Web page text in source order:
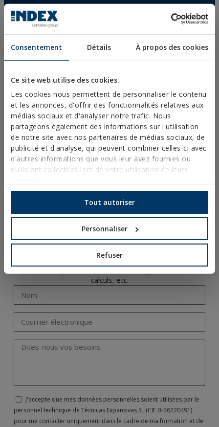
Consentement Détails À propos des cookies
Ce site web utilise des cookies.
Les cookies nous permettent de personnaliser le contenu
et les annonces, d'offrir des fonctionnalités relatives aux
médias sociaux et d'analyser notre trafic. Nous
partageons également des informations sur l'utilisation
de notre site avec nos partenaires de médias sociaux, de
publicité et d'analyse, qui peuvent combiner celles-ci avec
d'autres informations que vous leur avez fournies ou
qu'ils ont collectées lors de votre utilisation de leurs
Tout autoriser
Personnaliser
Refuser
COLLIERS PLASTIQUES
SYSTÈMES D’INSTALLATION ET FIXATIONS POUR
PANNEAUX SOLAIRES
TIGE FILETÉE ET ACCESSOIRES DE FIXATION
FIXATIONS POUR SANITAIRES ET CLIMATISATION
DIY
CATALOGUE EN LIGNE
ACCÈS AUX TÉLÉCHARGEMENTS
NOUVEAUTÉS ET PRODUITS EN VEDETTE
FORMATION TECHNIQUE
Notre département d’ingénierie propose des formations
domaines associés à la fixation : fixations métalliques ou
chimiques, systèmes d’installation, réglementations,
calculs, etc.
J'accepte que mes données personnelles soient utilisées par le
personnel technique de Técnicas Expansivas SL (CIF B-26220491)
pour me contacter uniquement dans le cadre de ma formation et de